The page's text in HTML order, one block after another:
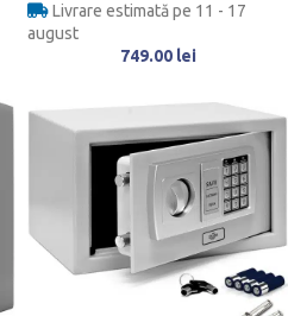
Livrare estimată pe 11 - 17
august
749.00 lei